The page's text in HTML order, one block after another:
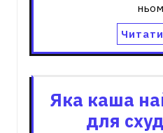
Яка каша
для